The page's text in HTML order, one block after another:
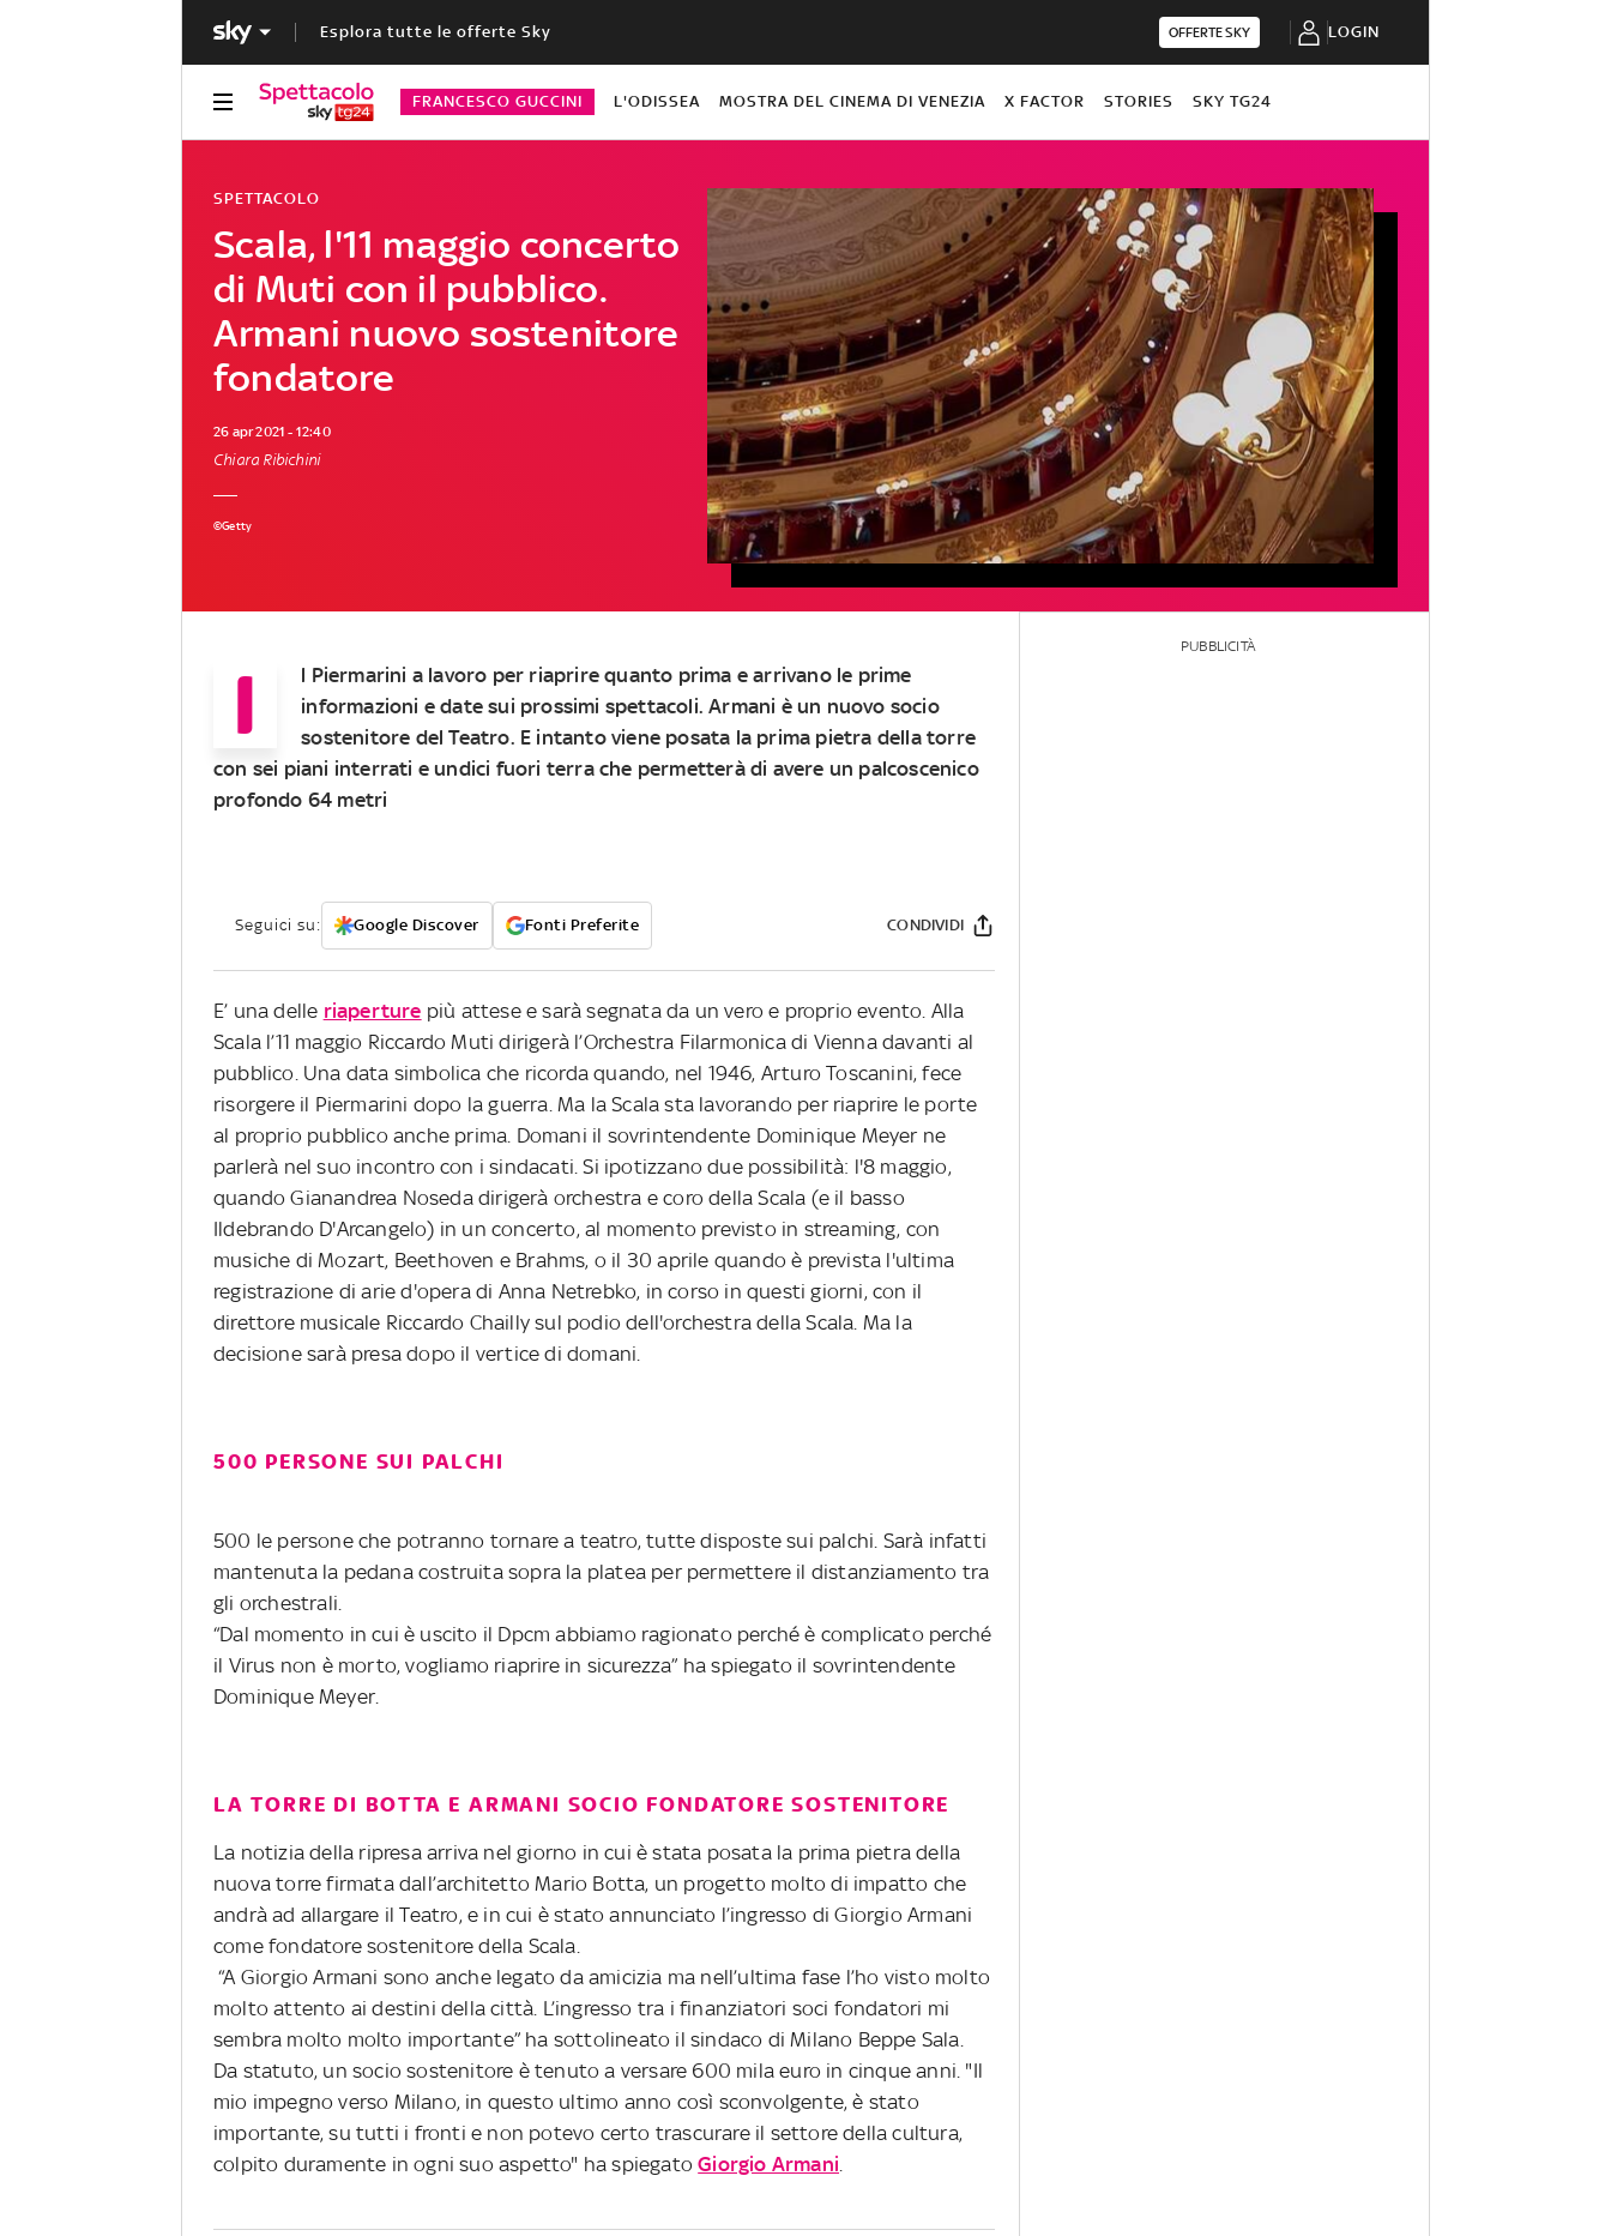
Esplora tutte le offerte Sky OFFERTE SKY LOGIN
FRANCESCO GUCCINI L'ODISSEA MOSTRA DEL CINEMA DI VENEZIA X FACTOR STORIES SKY TG24
Scala, l'11 maggio concerto
di Muti con il pubblico.
Armani nuovo sostenitore
fondatore
SPETTACOLO
26 apr 2021 - 12:40
Chiara Ribichini
©Getty
I
l Piermarini a lavoro per riaprire quanto prima e arrivano le prime
informazioni e date sui prossimi spettacoli. Armani è un nuovo socio
sostenitore del Teatro. E intanto viene posata la prima pietra della torre
con sei piani interrati e undici fuori terra che permetterà di avere un palcoscenico
profondo 64 metri
Seguici su: Google Discover Fonti Preferite CONDIVIDI
E’ una delle riaperture più attese e sarà segnata da un vero e proprio evento. Alla
Scala l’11 maggio Riccardo Muti dirigerà l’Orchestra Filarmonica di Vienna davanti al
pubblico. Una data simbolica che ricorda quando, nel 1946, Arturo Toscanini, fece
risorgere il Piermarini dopo la guerra. Ma la Scala sta lavorando per riaprire le porte
al proprio pubblico anche prima. Domani il sovrintendente Dominique Meyer ne
parlerà nel suo incontro con i sindacati. Si ipotizzano due possibilità: l'8 maggio,
quando Gianandrea Noseda dirigerà orchestra e coro della Scala (e il basso
Ildebrando D'Arcangelo) in un concerto, al momento previsto in streaming, con
musiche di Mozart, Beethoven e Brahms, o il 30 aprile quando è prevista l'ultima
registrazione di arie d'opera di Anna Netrebko, in corso in questi giorni, con il
direttore musicale Riccardo Chailly sul podio dell'orchestra della Scala. Ma la
decisione sarà presa dopo il vertice di domani.
500 PERSONE SUI PALCHI
500 le persone che potranno tornare a teatro, tutte disposte sui palchi. Sarà infatti
mantenuta la pedana costruita sopra la platea per permettere il distanziamento tra
gli orchestrali.
“Dal momento in cui è uscito il Dpcm abbiamo ragionato perché è complicato perché
il Virus non è morto, vogliamo riaprire in sicurezza” ha spiegato il sovrintendente
Dominique Meyer.
LA TORRE DI BOTTA E ARMANI SOCIO FONDATORE SOSTENITORE
La notizia della ripresa arriva nel giorno in cui è stata posata la prima pietra della
nuova torre firmata dall’architetto Mario Botta, un progetto molto di impatto che
andrà ad allargare il Teatro, e in cui è stato annunciato l’ingresso di Giorgio Armani
come fondatore sostenitore della Scala.
“A Giorgio Armani sono anche legato da amicizia ma nell’ultima fase l’ho visto molto
molto attento ai destini della città. L’ingresso tra i finanziatori soci fondatori mi
sembra molto molto importante” ha sottolineato il sindaco di Milano Beppe Sala.
Da statuto, un socio sostenitore è tenuto a versare 600 mila euro in cinque anni. "Il
mio impegno verso Milano, in questo ultimo anno così sconvolgente, è stato
importante, su tutti i fronti e non potevo certo trascurare il settore della cultura,
colpito duramente in ogni suo aspetto" ha spiegatoGiorgio Armani
PUBBLICITÀ